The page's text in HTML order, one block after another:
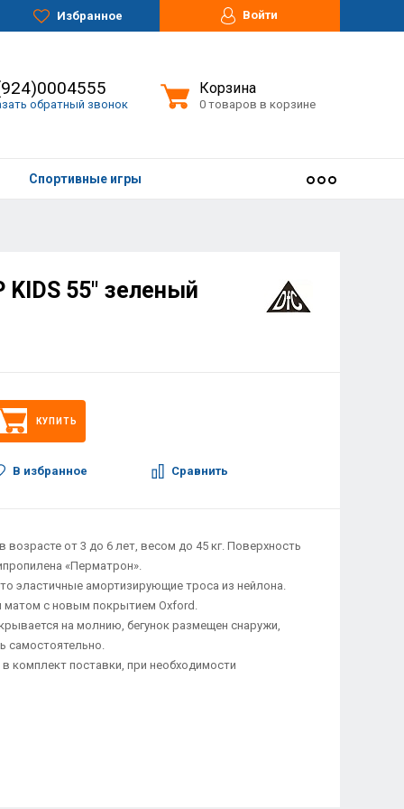
Избранное Войти
обратный звонок
Корзина
0 товаров в корзине
Спортивные игры
KIDS 55" зеленый
КУПИТЬ
В избранное Сравнить
возрасте от 3 до 6 лет, весом до 45 кг. Поверхность
«Перматрон».
эластичные амортизирующие троса из нейлона.
с новым покрытием Oxford.
на молнию, бегунок размещен снаружи,
самостоятельно.
комплект поставки, при необходимости